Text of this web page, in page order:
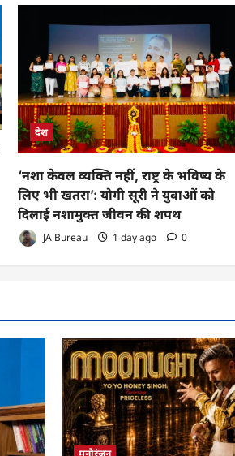
देश
‘नशा केवल व्यक्ति नहीं, राष्ट्र के भविष्य के
लिए भी खतरा’: योगी सूरी ने युवाओं को
दिलाई नशामुक्त जीवन की शपथ
JA Bureau 1 day ago 0